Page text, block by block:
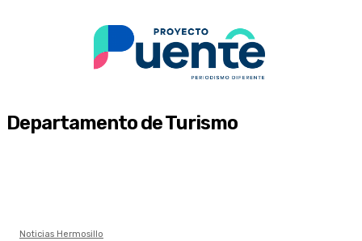
Departamento de Turismo
Noticias Hermosillo